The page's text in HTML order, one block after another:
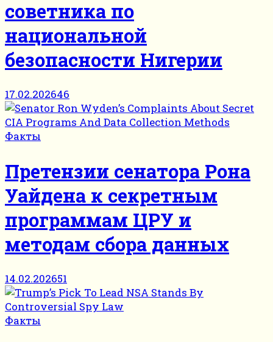
советника по
национальной
безопасности Нигерии
17.02.202646
Факты
Претензии сенатора Рона
Уайдена к секретным
программам ЦРУ и
методам сбора данных
14.02.202651
Факты